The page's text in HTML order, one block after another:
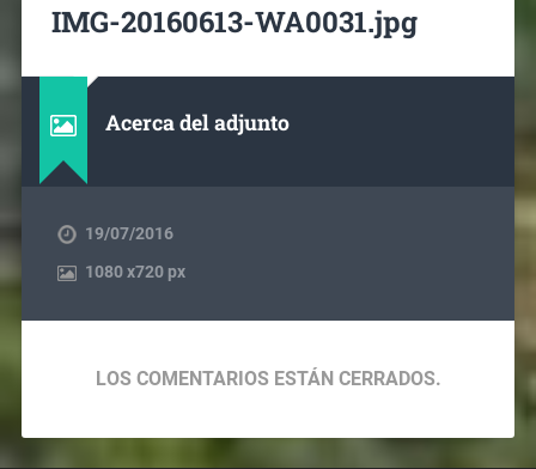
IMG-20160613-WA0031.jpg
Acerca del adjunto
19/07/2016
1080x720 px
LOS COMENTARIOS ESTÁN CERRADOS.